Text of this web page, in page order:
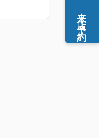
来店予約